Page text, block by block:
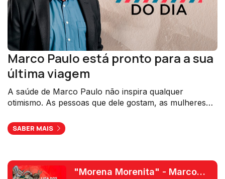
Marco Paulo está pronto para a sua
última viagem
A saúde de Marco Paulo não inspira qualquer
otimismo. As pessoas que dele gostam, as mulheres
de hoje, Luís Osório dirá as razões para que essa
despedida seja coletiva.
SABER MAIS
"Morena Morenita" - Marco